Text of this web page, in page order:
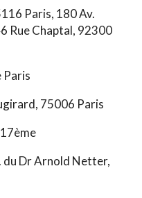
Paris, 180 Av.
Rue Chaptal, 92300
Paris
75006 Paris
du Dr Arnold Netter,